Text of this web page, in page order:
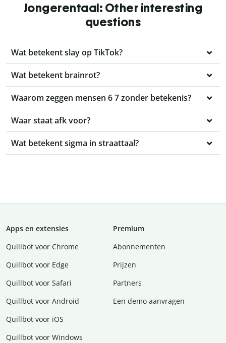
Jongerentaal: Other interesting
questions
Wat betekent slay op TikTok?
Wat betekent brainrot?
Waarom zeggen mensen 6 7 zonder betekenis?
Waar staat afk voor?
Wat betekent sigma in straattaal?
Apps en extensies
Quillbot voor Chrome
Quillbot voor Edge
Quillbot voor Safari
Quillbot voor Android
Quillbot voor iOS
Quillbot voor Windows
Premium
Abonnementen
Prijzen
Partners
Een demo aanvragen